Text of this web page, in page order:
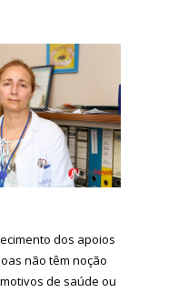
dos apoios
não têm noção
de saúde ou